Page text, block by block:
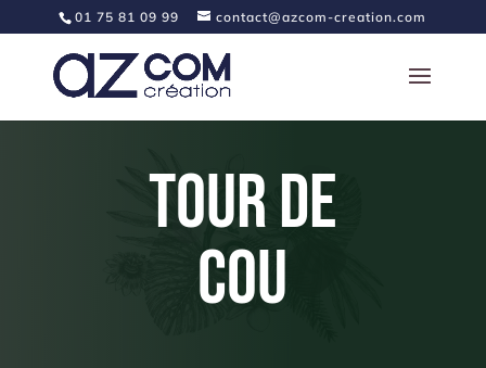
01 75 81 09 99 contact@azcom-creation.com
tour de
cou